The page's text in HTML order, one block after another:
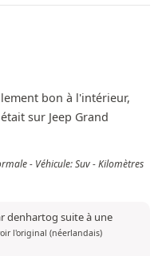
bon à l'intérieur,
sur Jeep Grand
- Véhicule: Suv - Kilomètres
denhartog suite à une
l'original (néerlandais)